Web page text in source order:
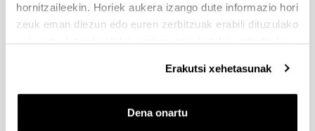
hornitzaileekin. Horiek aukera izango dute informazio hori
zeuk eman diezun edo euren zerbitzuak erabili dituzulako
eskuratu duten bestelako informazio batekin uztartzeko.
Erakutsi xehetasunak
Dena onartu